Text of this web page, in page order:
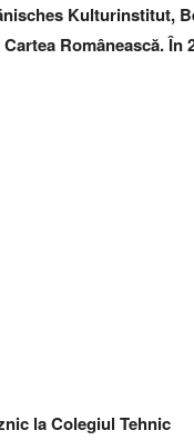
Kulturinstitut,
Românească.
la Colegiul Tehnic